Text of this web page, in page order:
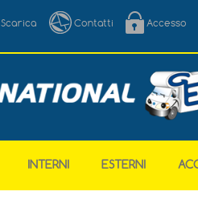
Scarica Contatti Accesso
INTERNI ESTERNI